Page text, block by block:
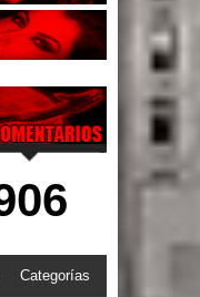
Categorías